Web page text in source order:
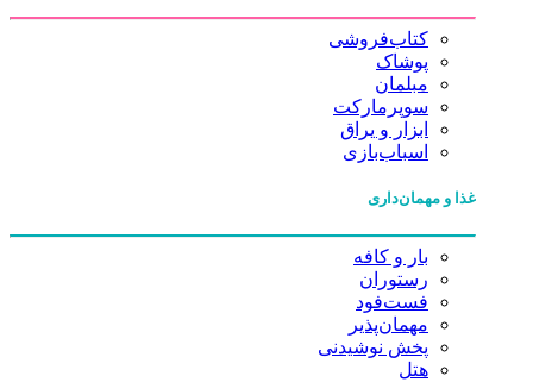
کتاب‌فروشی
پوشاک
مبلمان
سوپرمارکت
ابزار و یراق
اسباب‌بازی
غذا و مهمان‌داری
بار و کافه
رستوران
فست‌فود
مهمان‌پذیر
پخش نوشیدنی
هتل